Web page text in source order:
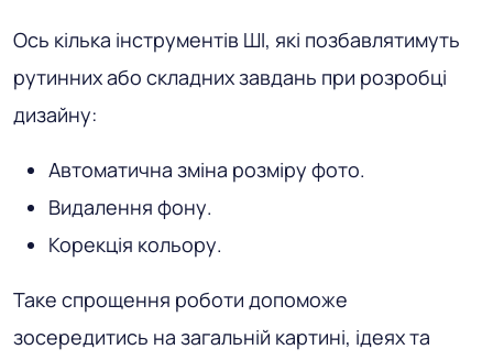
Ось кілька інструментів ШІ, які позбавлятимуть
рутинних або складних завдань при розробці
дизайну:
Автоматична зміна розміру фото.
Видалення фону.
Корекція кольору.
Таке спрощення роботи допоможе
зосередитись на загальній картині, ідеях та